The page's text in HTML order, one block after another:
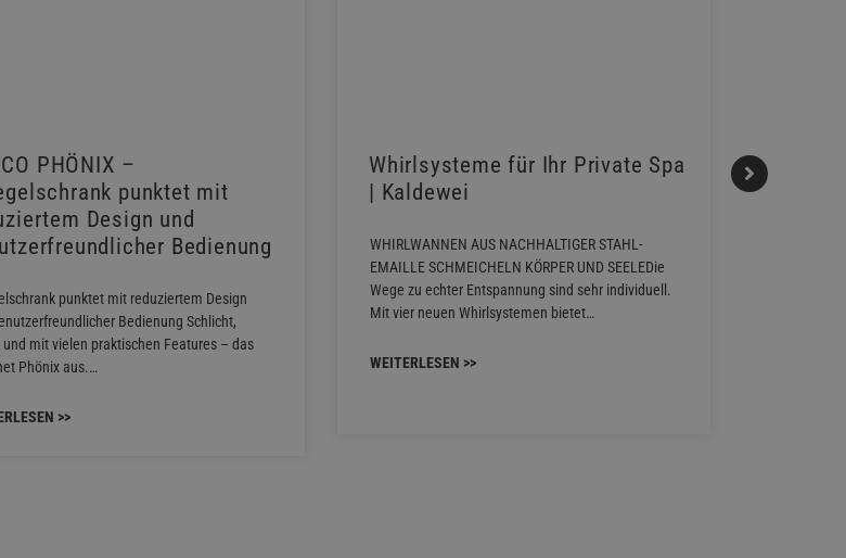
PHÖNIX –
punktet mit
Design und
Bedienung
punktet mit reduziertem Design
Bedienung Schlicht,
und mit vielen praktischen Features – das
Phönix aus.…
>>
Whirlsysteme für Ihr Private Spa
| Kaldewei
WHIRLWANNEN AUS NACHHALTIGER STAHL-
EMAILLE SCHMEICHELN KÖRPER UND SEELEDie
Wege zu echter Entspannung sind sehr individuell.
Mit vier neuen Whirlsystemen bietet…
WEITERLESEN >>